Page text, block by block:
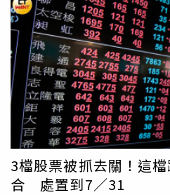
次分盤撮合交易，以降低短線交
（3090）自7月20日至7月31日
昌電（6173）則自7月17日至7
撮合。
3檔股票被抓去關！這
合 處置到7／31